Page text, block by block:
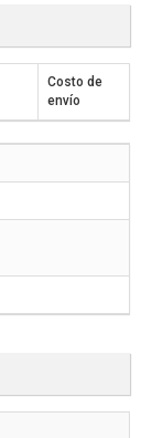
Costo de
envío